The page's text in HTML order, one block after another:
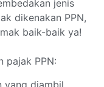
jenis
dikenakan PPN,
baik-baik ya!
pajak PPN:
yang diambil